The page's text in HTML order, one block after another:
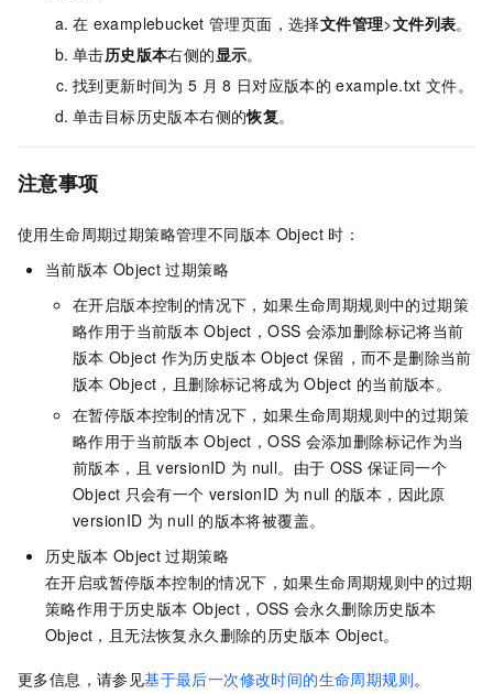
在 examplebucket 管理页面，选择文件管理>文件列表。
单击历史版本右侧的显示。
找到更新时间为 5 月 8 日对应版本的 example.txt 文件。
单击目标历史版本右侧的恢复。
注意事项
使用生命周期过期策略管理不同版本 Object 时：
当前版本 Object 过期策略
在开启版本控制的情况下，如果生命周期规则中的过期策
略作用于当前版本 Object，OSS 会添加删除标记将当前
版本 Object 作为历史版本 Object 保留，而不是删除当前
版本 Object，且删除标记将成为 Object 的当前版本。
在暂停版本控制的情况下，如果生命周期规则中的过期策
略作用于当前版本 Object，OSS 会添加删除标记作为当
前版本，且 versionID 为 null。由于 OSS 保证同一个
Object 只会有一个 versionID 为 null 的版本，因此原
versionID 为 null 的版本将被覆盖。
历史版本 Object 过期策略
在开启或暂停版本控制的情况下，如果生命周期规则中的过期
策略作用于历史版本 Object，OSS 会永久删除历史版本
Object，且无法恢复永久删除的历史版本 Object。
更多信息，请参见基于最后一次修改时间的生命周期规则。